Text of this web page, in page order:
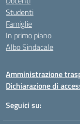
Studenti
Famiglie
In primo piano
Albo Sindacale
Amministrazione
Dichiarazione di
Seguici su: